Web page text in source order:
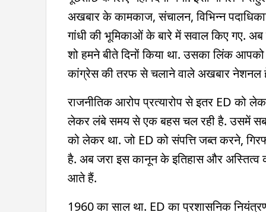
अखबार के कामकाज, संचालन, विभिन्न
गांधी की भूमिकाओं के बारे में सवाल किए गए.
शो हमने बीते दिनों किया था. उसका लिंक आपको
कांग्रेस की तरफ से चलाने वाले अखबार नेशनल
राजनीतिक आरोप प्रत्यारोप से इतर ED को
लेकर लंबे समय से एक बहस चल रही है. उसमें सबसे
को लेकर था. जो ED को संपत्ति जब्त करने,
है. अब जरा इस कानून के इतिहास और अस्तित्व
आते हैं.
1960 का साल था. ED का प्रशासनिक